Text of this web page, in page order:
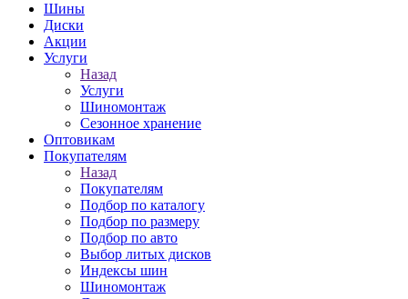
Шины
Диски
Акции
Услуги
Назад
Услуги
Шиномонтаж
Сезонное хранение
Оптовикам
Покупателям
Назад
Покупателям
Подбор по каталогу
Подбор по размеру
Подбор по авто
Выбор литых дисков
Индексы шин
Шиномонтаж